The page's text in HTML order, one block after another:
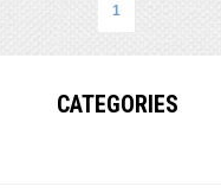
1
CATEGORIES